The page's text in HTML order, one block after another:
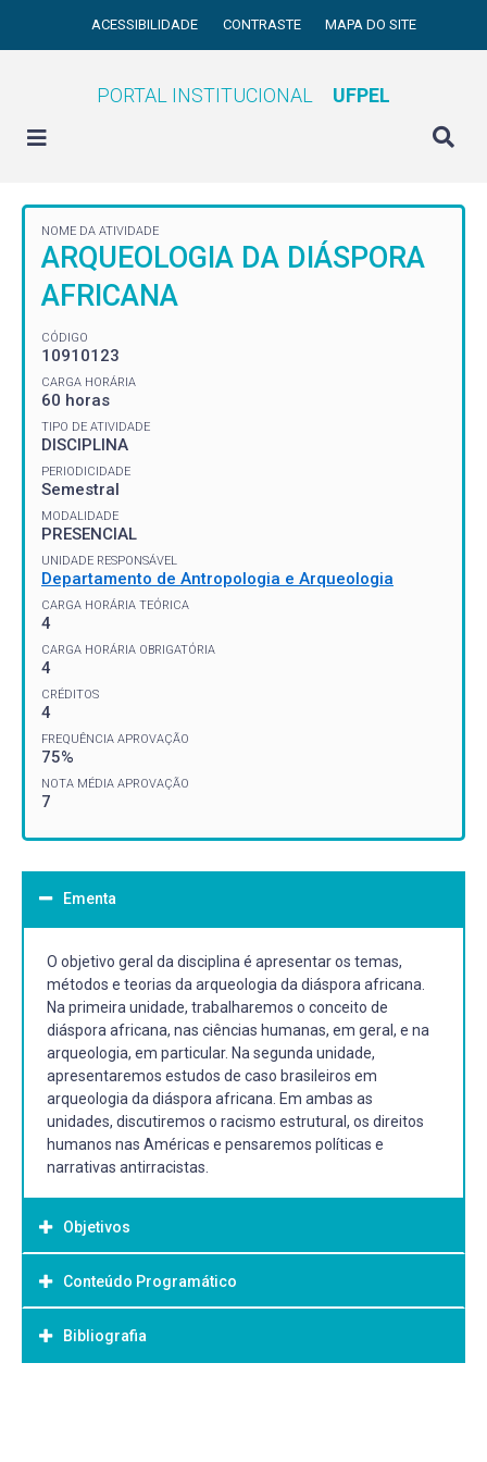
ACESSIBILIDADE CONTRASTE MAPA DO SITE
PORTAL INSTITUCIONAL UFPEL
NOME DA ATIVIDADE
ARQUEOLOGIA DA DIÁSPORA
AFRICANA
CÓDIGO
10910123
CARGA HORÁRIA
60 horas
TIPO DE ATIVIDADE
DISCIPLINA
PERIODICIDADE
Semestral
MODALIDADE
PRESENCIAL
UNIDADE RESPONSÁVEL
Departamento de Antropologia e Arqueologia
CARGA HORÁRIA TEÓRICA
4
CARGA HORÁRIA OBRIGATÓRIA
4
CRÉDITOS
4
FREQUÊNCIA APROVAÇÃO
75%
NOTA MÉDIA APROVAÇÃO
7
Ementa
O objetivo geral da disciplina é apresentar os temas,
métodos e teorias da arqueologia da diáspora africana.
Na primeira unidade, trabalharemos o conceito de
diáspora africana, nas ciências humanas, em geral, e na
arqueologia, em particular. Na segunda unidade,
apresentaremos estudos de caso brasileiros em
arqueologia da diáspora africana. Em ambas as
unidades, discutiremos o racismo estrutural, os direitos
humanos nas Américas e pensaremos políticas e
narrativas antirracistas.
Objetivos
Objetivo Geral:
Geral:
-Apresentar o processo histórico de formação do Brasil
Conteúdo Programático
Bibliografia